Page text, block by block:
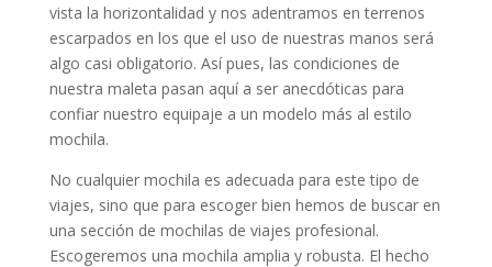
vista la horizontalidad y nos adentramos en terrenos
escarpados en los que el uso de nuestras manos será
algo casi obligatorio. Así pues, las condiciones de
nuestra maleta pasan aquí a ser anecdóticas para
confiar nuestro equipaje a un modelo más al estilo
mochila.
No cualquier mochila es adecuada para este tipo de
viajes, sino que para escoger bien hemos de buscar en
una sección de mochilas de viajes profesional.
Escogeremos una mochila amplia y robusta. El hecho